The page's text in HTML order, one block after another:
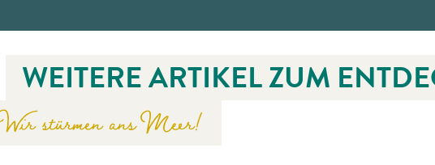
WEITERE ARTIKEL ZUM
Wir stürmen ans Meer!